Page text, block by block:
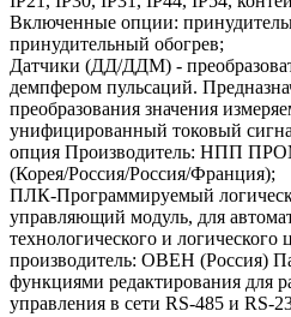
Включенные опции:
принудительный обогрев;
Датчики (ДД/ДДМ) -
демпфером пульсаций.
преобразования значения
унифицированный токовый
опция Производитель: НПП
(Корея/Россия/Россия/Франция);
ПЛК-Программируемый
управляющий модуль, для
технологического и логического
производитель: ОВЕН (Россия)
функциями редактирования для
управления в сети RS-485 и RS-